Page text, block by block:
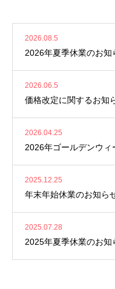
2026.08.5
2026年夏季休業のお知
2026.06.5
価格改定に関するお知
2026.04.25
2026年ゴールデンウ
2025.12.25
年末年始休業のお知ら
2025.07.28
2025年夏季休業のお知